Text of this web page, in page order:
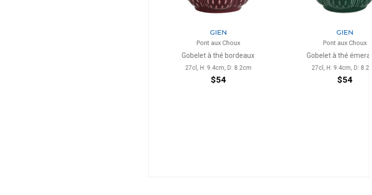
GIEN
Pont aux Choux
Gobelet à thé bordeaux
27cl, H: 9.4cm, D: 8.2cm
$54
GIEN
Pont aux Choux
Gobelet à thé
27cl, H: 9.4cm, D:
$54